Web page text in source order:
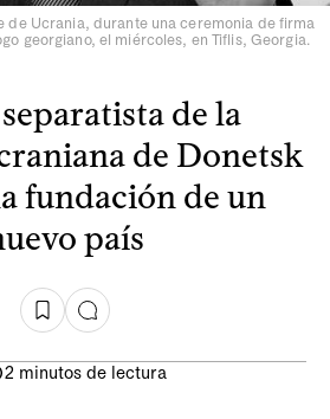
de Ucrania, durante una ceremonia de firma
georgiano, el miércoles, en Tiflis, Georgia.
de la
de Donetsk
fundación de un
país
2 minutos de lectura